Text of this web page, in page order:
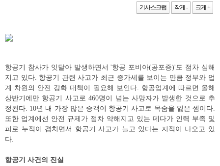
기사스크랩 작게 - 크게 +
항공기 참사가 잇달아 발생하면서 '항공 포비아(공포증)'도 점차 심해
지고 있다. 항공기 관련 사고가 최근 증가세를 보이는 만큼 정부와 업
계 차원의 안전 강화 대책이 필요해 보인다. 항공업계에 따르면 올해
상반기에만 항공기 사고로 460명이 넘는 사망자가 발생한 것으로 추
정된다. 10년 내 가장 많은 승객이 항공기 사고로 목숨을 잃은 셈이다.
또한 업계에선 안전 규제가 점차 약해지고 있는 데다가 인력 부족 및
피로 누적이 겹치면서 항공기 사고가 늘고 있다는 지적이 나오고 있
다.
항공기 사건의 진실